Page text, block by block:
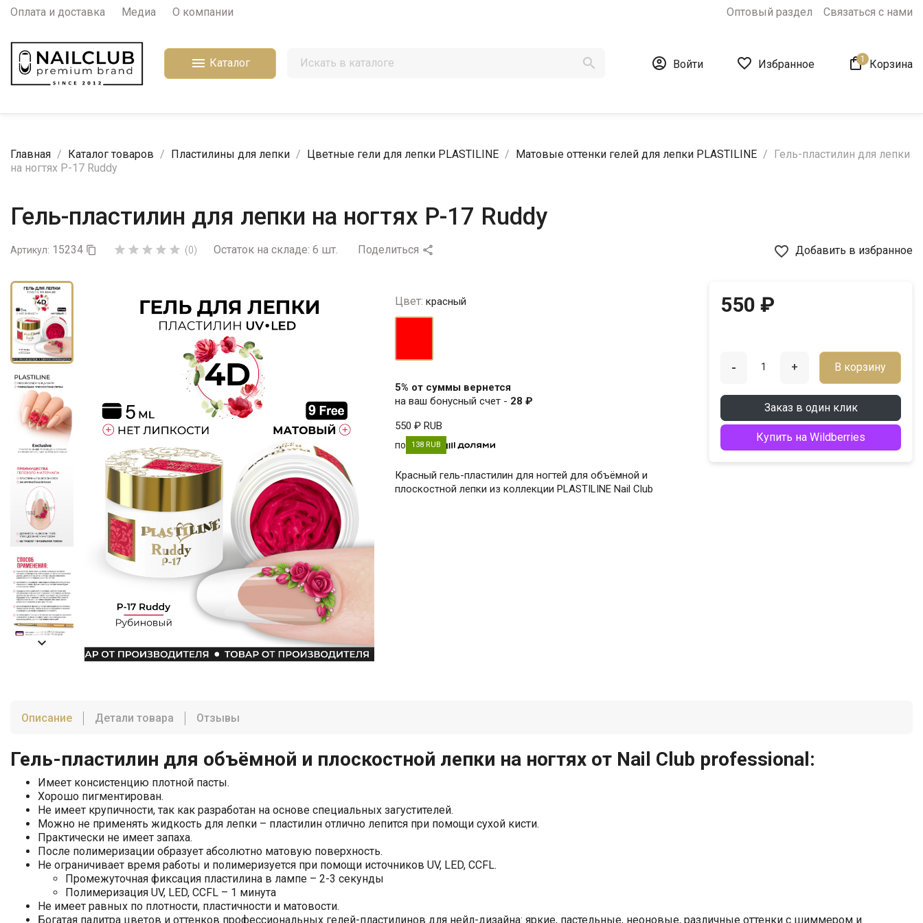
Оплата и доставка Медиа О компании Оптовый раздел Связаться с нами
 Каталог   Войти  Избранное  Корзина
1
Главная Каталог товаров Пластилины для лепки Цветные гели для лепки PLASTILINE Матовые оттенки гелей для лепки PLASTILINE
Гель-пластилин для лепки
на ногтях P-17 Ruddy
Гель-пластилин для лепки на ногтях P-17 Ruddy
Артикул: 15234       (0) Остаток на складе: 6 шт. Поделиться  favorite_border Добавить в избранное

Цвет: красный
5% от суммы вернется
на ваш бонусный счет - 28 ₽
550 ₽ RUB
по 138 RUB
Красный гель-пластилин для ногтей для объёмной и
плоскостной лепки из коллекции PLASTILINE Nail Club
550 ₽
- + В корзину
Заказ в один клик
Купить на Wildberries
Описание Детали товара Отзывы
Гель-пластилин для объёмной и плоскостной лепки на ногтях от Nail Club professional:
Имеет консистенцию плотной пасты.
Хорошо пигментирован.
Не имеет крупичности, так как разработан на основе специальных загустителей.
Можно не применять жидкость для лепки – пластилин отлично лепится при помощи сухой кисти.
Практически не имеет запаха.
После полимеризации образует абсолютно матовую поверхность.
Не ограничивает время работы и полимеризуется при помощи источников UV, LED, CCFL.
Промежуточная фиксация пластилина в лампе – 2-3 секунды
Полимеризация UV, LED, CCFL – 1 минута
Не имеет равных по плотности, пластичности и матовости.
Богатая палитра цветов и оттенков профессиональных гелей-пластилинов для нейл-дизайна: яркие, пастельные, неоновые, различные оттенки с шиммером и